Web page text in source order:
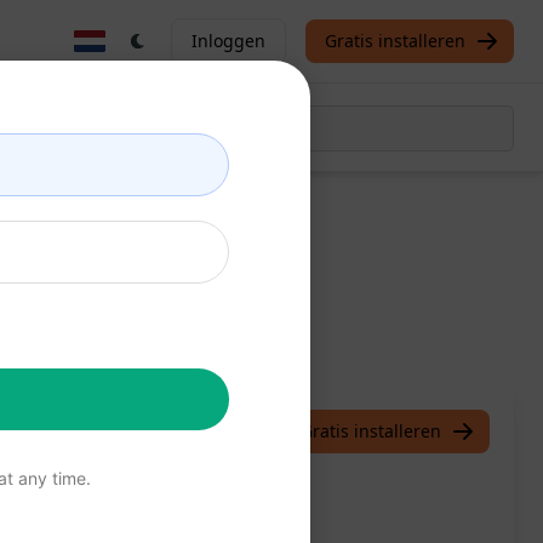
Inloggen Gratis installeren
Gratis installeren
any time.